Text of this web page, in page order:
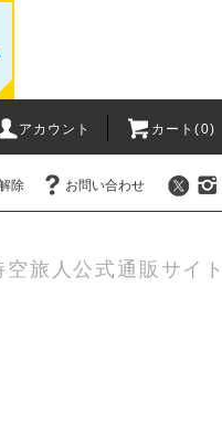
アカウント カート(0)
除 お問い合わせ
空旅人公式通販サイト